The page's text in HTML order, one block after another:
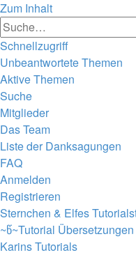
Zum Inhalt
Schnellzugriff
Unbeantwortete Themen
Aktive Themen
Suche
Mitglieder
Das Team
Liste der Danksagungen
FAQ
Anmelden
Registrieren
Sternchen & Elfes
~წ~Tutorial
Karins Tutorials